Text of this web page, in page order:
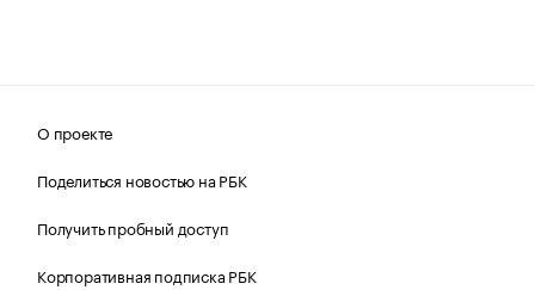
О проекте
Поделиться новостью на РБК
Получить пробный доступ
Корпоративная подписка РБК